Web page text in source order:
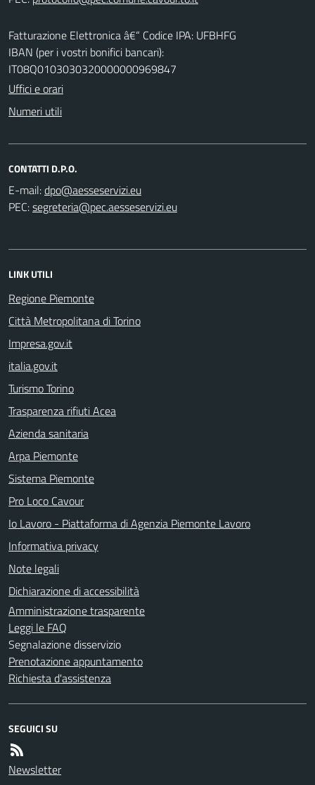
Fatturazione Elettronica â€“ Codice IPA: UFBHFG
IBAN (per i vostri bonifici bancari):
IT08Q0103030320000000969847
Uffici e orari
Numeri utili
CONTATTI D.P.O.
E-mail:
PEC:
LINK UTILI
Regione Piemonte
Città Metropolitana di Torino
Impresa.gov.it
italia.gov.it
Turismo Torino
Trasparenza rifiuti Acea
Azienda sanitaria
Arpa Piemonte
Sistema Piemonte
Pro Loco Cavour
Io Lavoro - Piattaforma di Agenzia Piemonte Lavoro
Informativa privacy
Note legali
Dichiarazione di accessibilità
Amministrazione trasparente
Leggi le FAQ
Segnalazione disservizio
Prenotazione appuntamento
Richiesta d'assistenza
SEGUICI SU
Newsletter